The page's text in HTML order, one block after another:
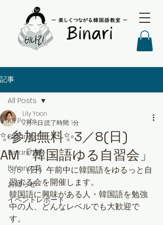
記事
All Posts
Binariの土
Binariの種
Binariの花
お知らせ
イベントレポート
All Posts
✨参加無料✨3／8(日)
AM「韓国語ゆる自習会」
Lily Yoon
2月16日 読了時間: 1分
3/8（日）午前中に韓国語をゆるっと自
習する会を開催します。
韓国語に興味がある人・韓国語を勉強
中の人、どんなレベルでも大歓迎で
す。